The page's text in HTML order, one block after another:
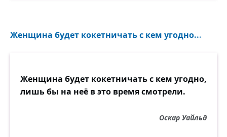
Женщина будет кокетничать с кем угодно...
Женщина будет кокетничать с кем угодно,
лишь бы на неё в это время смотрели.
Оскар Уайльд